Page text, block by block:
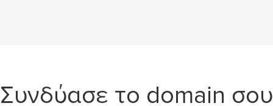
Συνδύασε το domain σου